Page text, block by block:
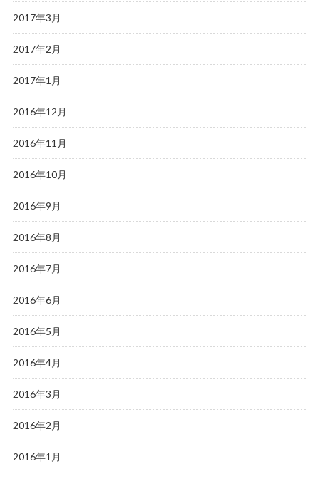
2017年3月
2017年2月
2017年1月
2016年12月
2016年11月
2016年10月
2016年9月
2016年8月
2016年7月
2016年6月
2016年5月
2016年4月
2016年3月
2016年2月
2016年1月